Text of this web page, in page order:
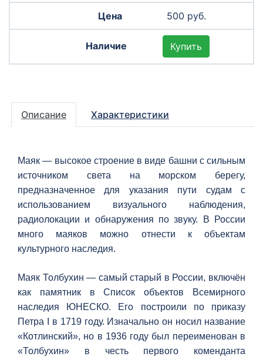
500 руб.
Купить
Описание Характеристики
Маяк — высокое строение в виде башни с сильным
источником света на морском берегу,
предназначенное для указания пути судам с
использованием визуального наблюдения,
радиолокации и обнаружения по звуку. В России
много маяков можно отнести к объектам
культурного наследия.
Маяк Толбухин — самый старый в России, включён
как памятник в Список объектов Всемирного
наследия ЮНЕСКО. Его построили по приказу
Петра I в 1719 году. Изначально он носил название
«Котлинский», но в 1936 году был переименован в
«Толбухин» в честь первого коменданта